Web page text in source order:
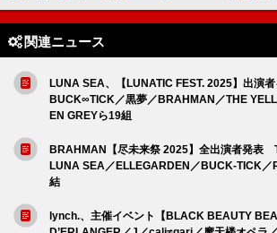
関連ニュース
LUNA SEA、【LUNATIC FEST. 2025】出演
BUCK∞TICK／黒夢／BRAHMAN／THE
EN GREYら19組
BRAHMAN【尽未来祭 2025】全出演者発表
LUNA SEA／ELLEGARDEN／BUCK-TICK／
結
lynch.、主催イベント【BLACK BEAUTY